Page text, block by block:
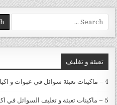
Search for:
تعبئة و تغليف
4 – ماكينات تعبئة سوائل في عبوات و اكياس
5 – ماكينات تعبئة و تغليف السوائل في اكياس اوتوماتيك